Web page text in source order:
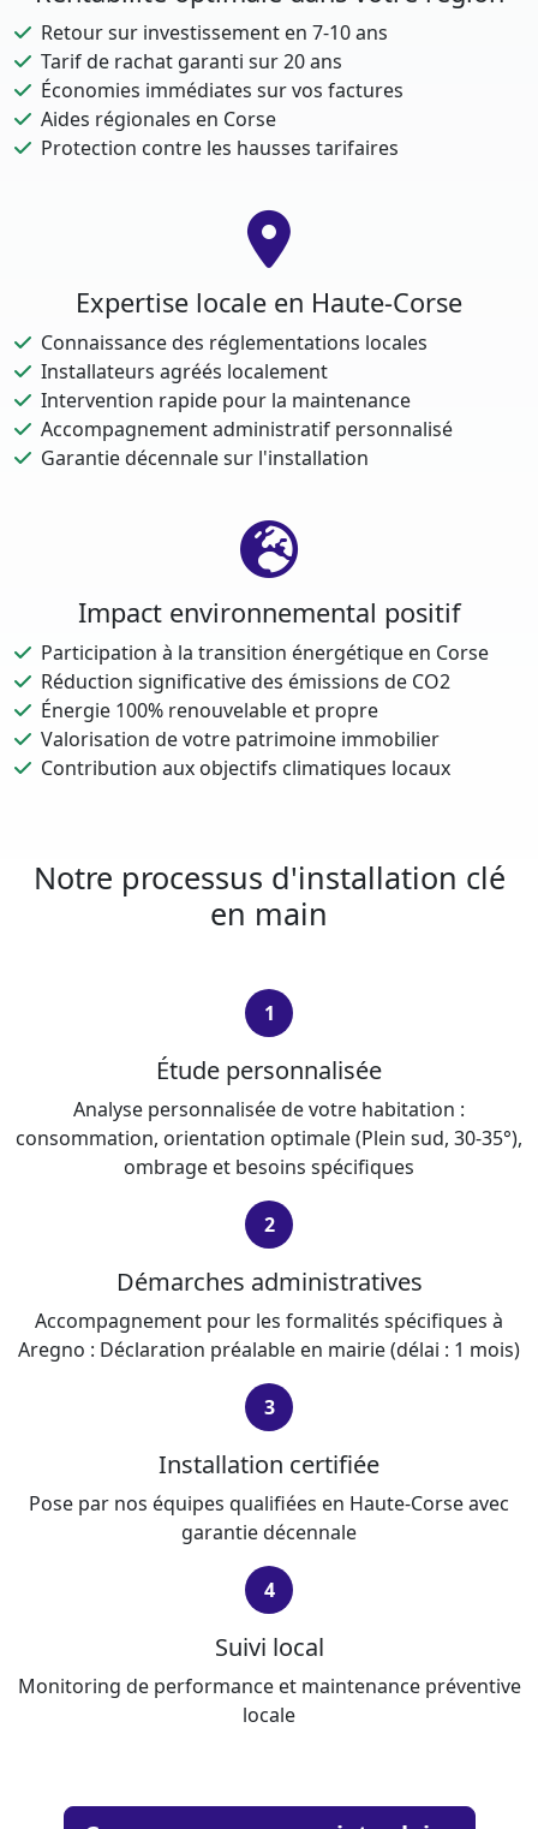
Retour sur investissement en 7-10 ans
Tarif de rachat garanti sur 20 ans
Économies immédiates sur vos factures
Aides régionales en Corse
Protection contre les hausses tarifaires
Expertise locale en Haute-Corse
Connaissance des réglementations locales
Installateurs agréés localement
Intervention rapide pour la maintenance
Accompagnement administratif personnalisé
Garantie décennale sur l'installation
Impact environnemental positif
Participation à la transition énergétique en Corse
Réduction significative des émissions de CO2
Énergie 100% renouvelable et propre
Valorisation de votre patrimoine immobilier
Contribution aux objectifs climatiques locaux
Notre processus d'installation clé
en main
1
Étude personnalisée
Analyse personnalisée de votre habitation :
consommation, orientation optimale (Plein sud, 30-35°),
ombrage et besoins spécifiques
2
Démarches administratives
Accompagnement pour les formalités spécifiques à
Aregno : Déclaration préalable en mairie (délai : 1 mois)
3
Installation certifiée
Pose par nos équipes qualifiées en Haute-Corse avec
garantie décennale
4
Suivi local
Monitoring de performance et maintenance préventive
locale